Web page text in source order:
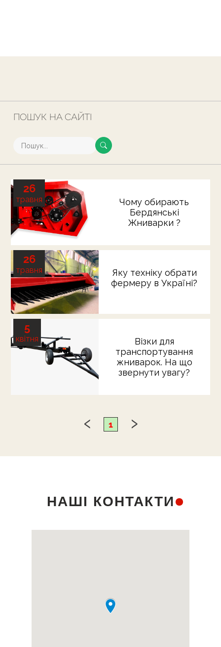
ПОШУК НА САЙТІ
Чому обирають
Бердянські
Жниварки ?
26
травня
Яку техніку обрати
фермеру в Україні?
26
травня
Візки для
транспортування
жниварок. На що
звернути увагу?
5
квітня
1
НАШІ КОНТАКТИ